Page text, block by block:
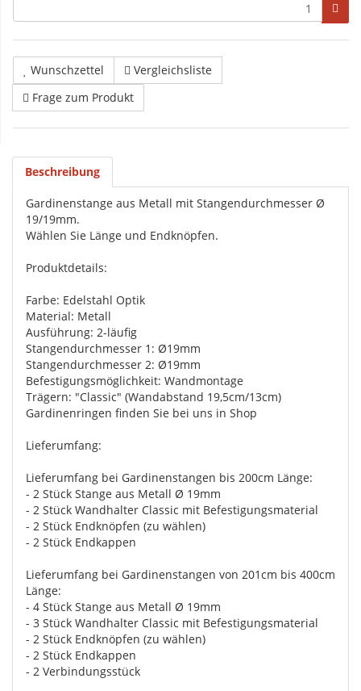
Wunschzettel
Vergleichsliste
Frage zum Produkt
Beschreibung
Gardinenstange aus Metall mit Stangendurchmesser Ø
19/19mm.
Wählen Sie Länge und Endknöpfen.
Produktdetails:
Farbe: Edelstahl Optik
Material: Metall
Ausführung: 2-läufig
Stangendurchmesser 1: Ø19mm
Stangendurchmesser 2: Ø19mm
Befestigungsmöglichkeit: Wandmontage
Trägern: "Classic" (Wandabstand 19,5cm/13cm)
Gardinenringen finden Sie bei uns in Shop
Lieferumfang:
Lieferumfang bei Gardinenstangen bis 200cm Länge:
- 2 Stück Stange aus Metall Ø 19mm
- 2 Stück Wandhalter Classic mit Befestigungsmaterial
- 2 Stück Endknöpfen (zu wählen)
- 2 Stück Endkappen
Lieferumfang bei Gardinenstangen von 201cm bis 400cm
Länge:
- 4 Stück Stange aus Metall Ø 19mm
- 3 Stück Wandhalter Classic mit Befestigungsmaterial
- 2 Stück Endknöpfen (zu wählen)
- 2 Stück Endkappen
- 2 Verbindungsstück